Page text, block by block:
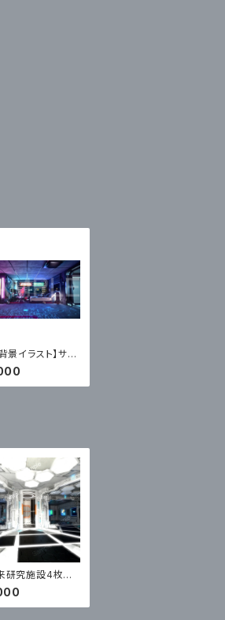
背景イラスト】サイ
ク・マイルーム
）
研究施設4枚セ
ラスト素材【商用
】